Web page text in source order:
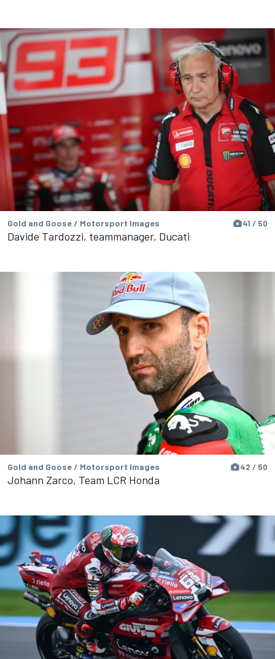
Gold and Goose / Motorsport Images 41 / 50
Davide Tardozzi, teammanager, Ducati
Gold and Goose / Motorsport Images 42 / 50
Johann Zarco, Team LCR Honda